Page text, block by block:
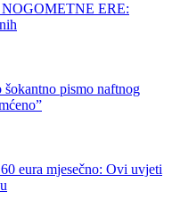
ERE:
šokantno pismo naftnog
eura mjesečno: Ovi uvjeti